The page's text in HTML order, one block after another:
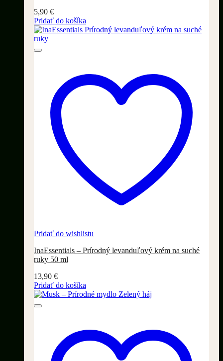
5,90 €
Pridať do košíka
Pridať do wishlistu
InaEssentials – Prírodný levanduľový krém na suché
ruky 50 ml
13,90 €
Pridať do košíka